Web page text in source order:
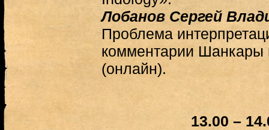
Лобанов Сергей
Проблема
комментарии Шанкары
(онлайн).
13.00 –